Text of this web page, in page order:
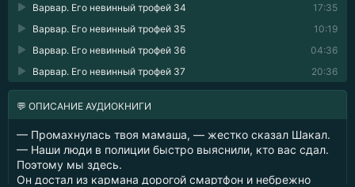
17:35
Варвар. Его невинный трофей 34
10:19
Варвар. Его невинный трофей 35
04:36
Варвар. Его невинный трофей 36
20:36
Варвар. Его невинный трофей 37
💬 ОПИСАНИЕ АУДИОКНИГИ
— Промахнулась твоя мамаша, — жестко сказал Шакал.
— Наши люди в полиции быстро выяснили, кто вас сдал.
Поэтому мы здесь.
Он достал из кармана дорогой смартфон и небрежно